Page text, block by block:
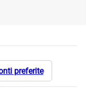
preferite